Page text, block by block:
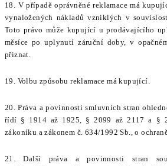
18. V případě oprávněné reklamace má
vynaložených nákladů vzniklých v
Toto právo může kupující u prodávajícího
měsíce po uplynutí záruční doby, v
přiznat.
19. Volbu způsobu reklamace má kupující.
20. Práva a povinnosti smluvních stran
řídí § 1914 až 1925, § 2099 až 2117 a §
zákoníku a zákonem č. 634/1992 Sb., o
21. Další práva a povinnosti stran